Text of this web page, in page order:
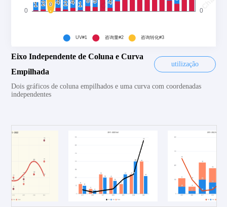
Eixo Independente de Coluna e Curva
Empilhada
utilização
Dois gráficos de coluna empilhados e uma curva com coordenadas
independentes